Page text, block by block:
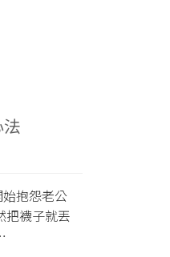
抱怨老公
把襪子就丟